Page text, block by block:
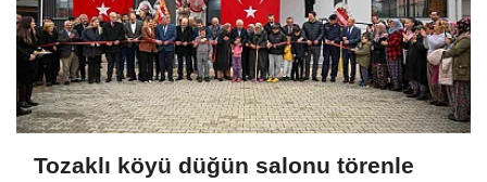
Tozaklı köyü düğün salonu törenle